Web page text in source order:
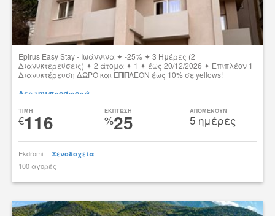
Epirus Easy Stay - Ιωάννινα ✦ -25% ✦ 3 Ημέρες (2
Διανυκτερεύσεις) ✦ 2 άτομα ✦ 1 ✦ έως 20/12/2026 ✦ Επιπλέον 1
Διανυκτέρευση ΔΩΡΟ και ΕΠΙΠΛΕΟΝ έως 10% σε yellows!
Δες την προσφορά
TIMH
€116 ΕΚΠΤΩΣΗ
%25 ΑΠΟΜΕΝΟΥΝ
5 ημέρες
Ekdromi Ξενοδοχεία
100 αγορές
tsibato